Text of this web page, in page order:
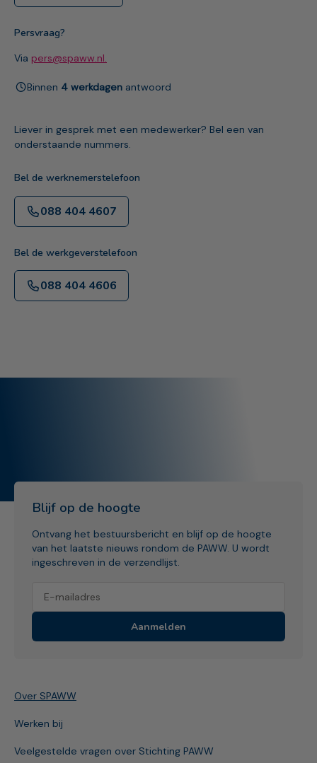
Persvraag?
Via pers@spaww.nl.
Binnen 4 werkdagenantwoord
Liever in gesprek met een medewerker? Bel een van
onderstaande nummers.
Bel de werknemerstelefoon
088 404 4607
Bel de werkgeverstelefoon
088 404 4606
Blijf op de hoogte
Ontvang het bestuursbericht en blijf op de hoogte
van het laatste nieuws rondom de PAWW. U wordt
ingeschreven in de verzendlijst.
Aanmelden
Over SPAWW
Werken bij
Veelgestelde vragen over Stichting PAWW